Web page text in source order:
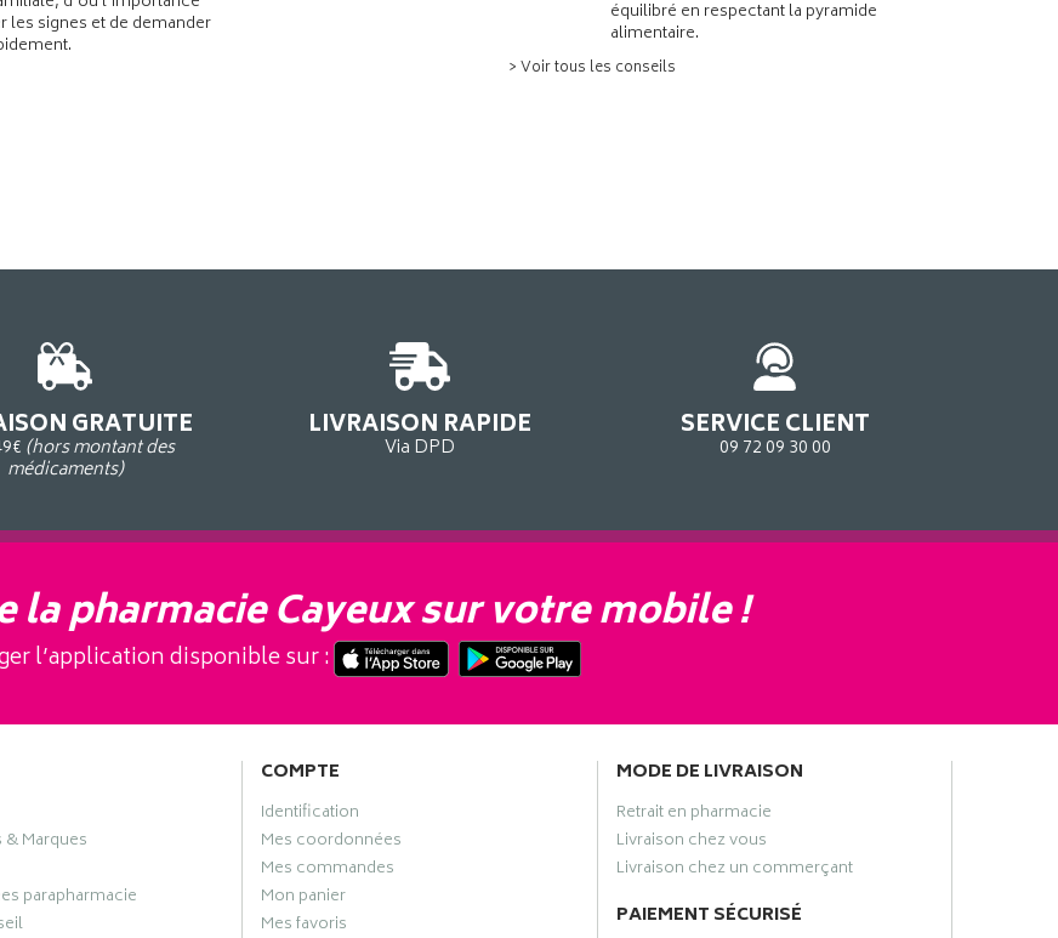
les signes et de demander équilibré en respectant la pyramide
alimentaire.
> Voir tous les conseils
GRATUITE
(hors montant des
médicaments)
LIVRAISON RAPIDE
Via DPD
SERVICE CLIENT
09 72 09 30 00
la pharmacie Cayeux sur votre mobile !
l’application disponible sur :
Marques
parapharmacie
COMPTE
Identification
Mes coordonnées
Mes commandes
Mon panier
Mes favoris
MODE DE LIVRAISON
Retrait en pharmacie
Livraison chez vous
Livraison chez un commerçant
PAIEMENT SÉCURISÉ